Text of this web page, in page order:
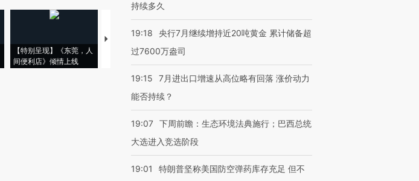
【特别呈现】《东莞，人
间便利店》倾情上线
【推广】走进第四届链博
会，让数智科技“链”接产
【商旅对话】华住集团
持续多久
19:18
央行7月继续增持近20吨黄金 累计储备超
过7600万盎司
19:15
7月进出口增速从高位略有回落 涨价动力
能否持续？
19:07 下周前瞻：生态环境法典施行；巴西总统
大选进入竞选阶段
19:01
特朗普坚称美国防空弹药库存充足 但不